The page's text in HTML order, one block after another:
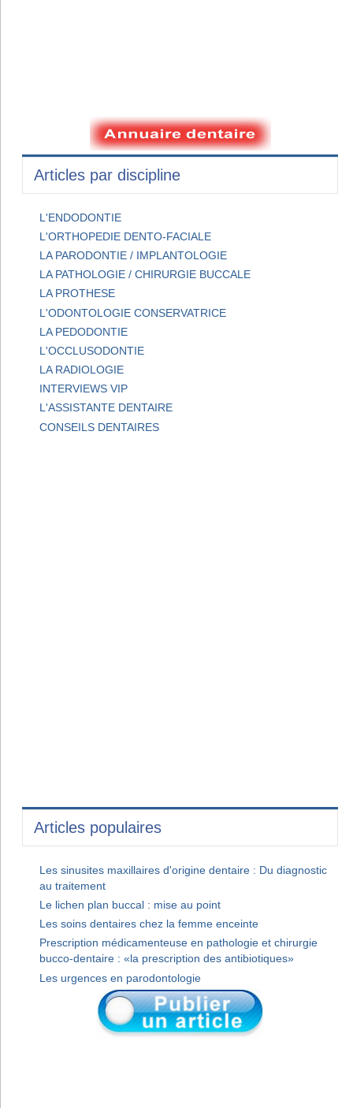
Articles par discipline
L'ENDODONTIE
L'ORTHOPEDIE DENTO-FACIALE
LA PARODONTIE / IMPLANTOLOGIE
LA PATHOLOGIE / CHIRURGIE BUCCALE
LA PROTHESE
L'ODONTOLOGIE CONSERVATRICE
LA PEDODONTIE
L'OCCLUSODONTIE
LA RADIOLOGIE
INTERVIEWS VIP
L'ASSISTANTE DENTAIRE
CONSEILS DENTAIRES
Articles populaires
Les sinusites maxillaires d'origine dentaire : Du diagnostic
au traitement
Le lichen plan buccal : mise au point
Les soins dentaires chez la femme enceinte
Prescription médicamenteuse en pathologie et chirurgie
bucco-dentaire : «la prescription des antibiotiques»
Les urgences en parodontologie